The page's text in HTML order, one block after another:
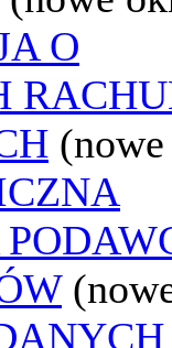
O